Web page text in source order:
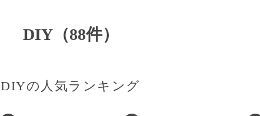
DIY（88件）
DIYの人気ランキング